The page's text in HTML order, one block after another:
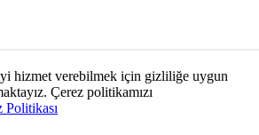
hizmet verebilmek için gizliliğe uygun
Çerez politikamızı
Politikası